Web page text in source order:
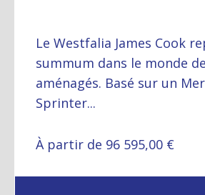
Le Westfalia James Cook
summum dans le monde
aménagés. Basé sur un
Sprinter...
À partir de 96 595,00 €